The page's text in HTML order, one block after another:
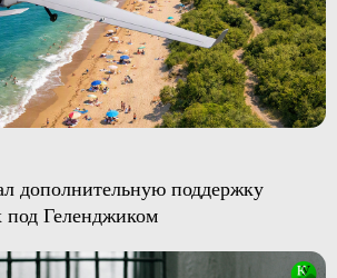
дополнительную поддержку
Геленджиком